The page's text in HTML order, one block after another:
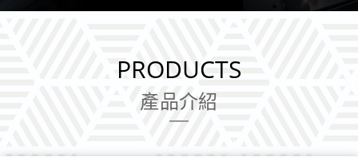
PRODUCTS
產品介紹